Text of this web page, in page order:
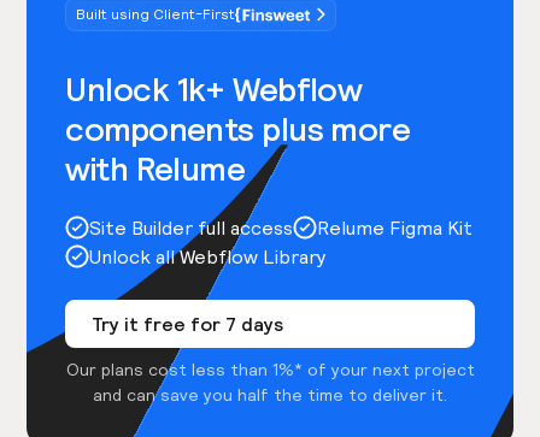
Built using Client-First
Unlock 1k+ Webflow
components plus more
with Relume
Site Builder full access
Relume Figma Kit
Unlock all Webflow Library
Try it free for 7 days
Our plans cost less than 1%* of your next project
and can save you half the time to deliver it.